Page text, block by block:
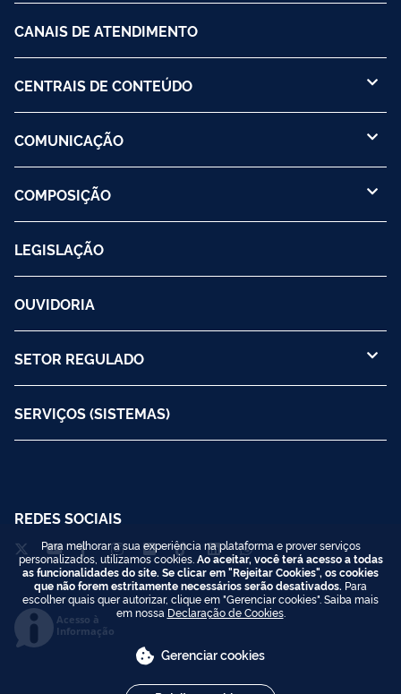
CANAIS DE ATENDIMENTO
CENTRAIS DE CONTEÚDO
COMUNICAÇÃO
COMPOSIÇÃO
LEGISLAÇÃO
OUVIDORIA
SETOR REGULADO
SERVIÇOS (SISTEMAS)
REDES SOCIAIS
Acesso à
Informação
Para melhorar a sua experiência na plataforma e prover serviços
personalizados, utilizamos cookies. Ao aceitar, você terá acesso a todas
as funcionalidades do site. Se clicar em "Rejeitar Cookies", os cookies
que não forem estritamente necessários serão desativados. Para
escolher quais quer autorizar, clique em "Gerenciar cookies". Saiba mais
em nossa Declaração de Cookies.
Gerenciar cookies